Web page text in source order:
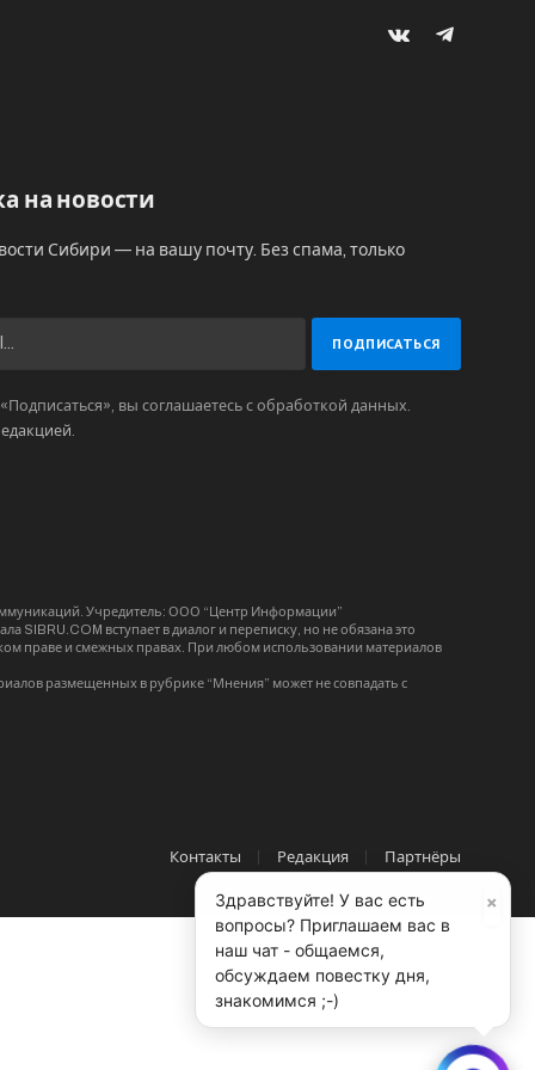
VKontakteTelegram
на новости
Сибири — на вашу почту. Без спама, только
вы соглашаетесь с обработкой данных.
Учредитель: ООО “Центр Информации”
SIBRU.COM вступает в диалог и переписку, но не обязана это
праве и смежных правах. При любом использовании материалов
размещенных в рубрике “Мнения” может не совпадать с
Контакты Редакция Партнёры
×
Здравствуйте! У вас есть
вопросы? Приглашаем вас в
наш чат - общаемся,
обсуждаем повестку дня,
знакомимся ;-)